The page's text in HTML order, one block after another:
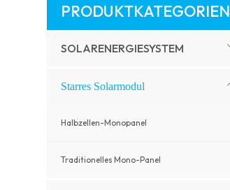
PRODUKTKATEGORIEN
SOLARENERGIESYSTEM
Starres Solarmodul
Halbzellen-Monopanel
Traditionelles Mono-Panel